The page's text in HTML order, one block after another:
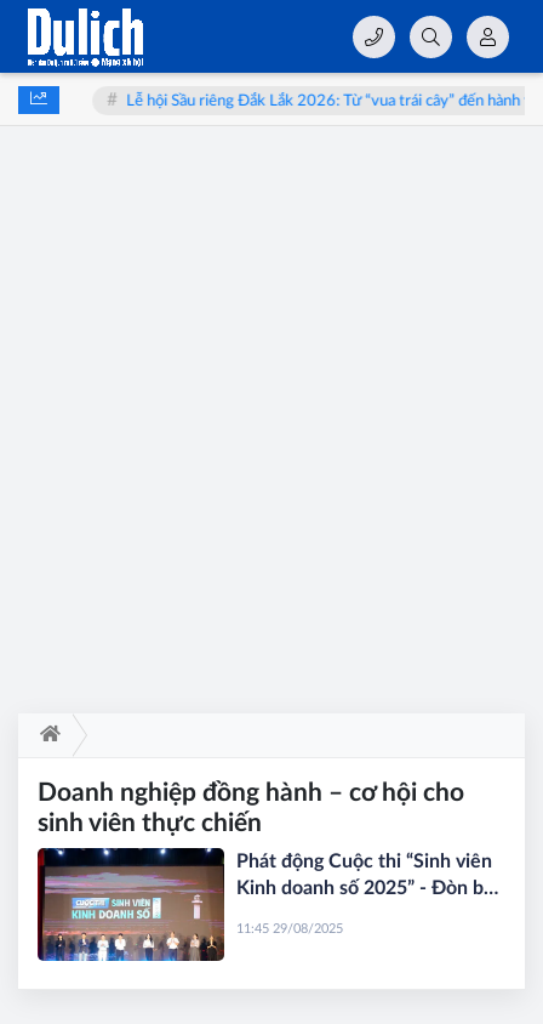
Lễ hội Sầu riêng Đắk Lắk 2026: Từ “vua trái cây” đến hành
Doanh nghiệp đồng hành – cơ hội cho
sinh viên thực chiến
Phát động Cuộc thi “Sinh viên
Kinh doanh số 2025” - Đòn bẩy
11:45 29/08/2025